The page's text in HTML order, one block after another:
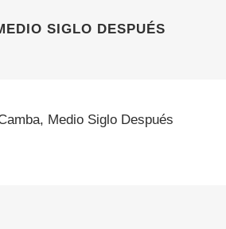
SIGLO DESPUÉS
Medio Siglo Después